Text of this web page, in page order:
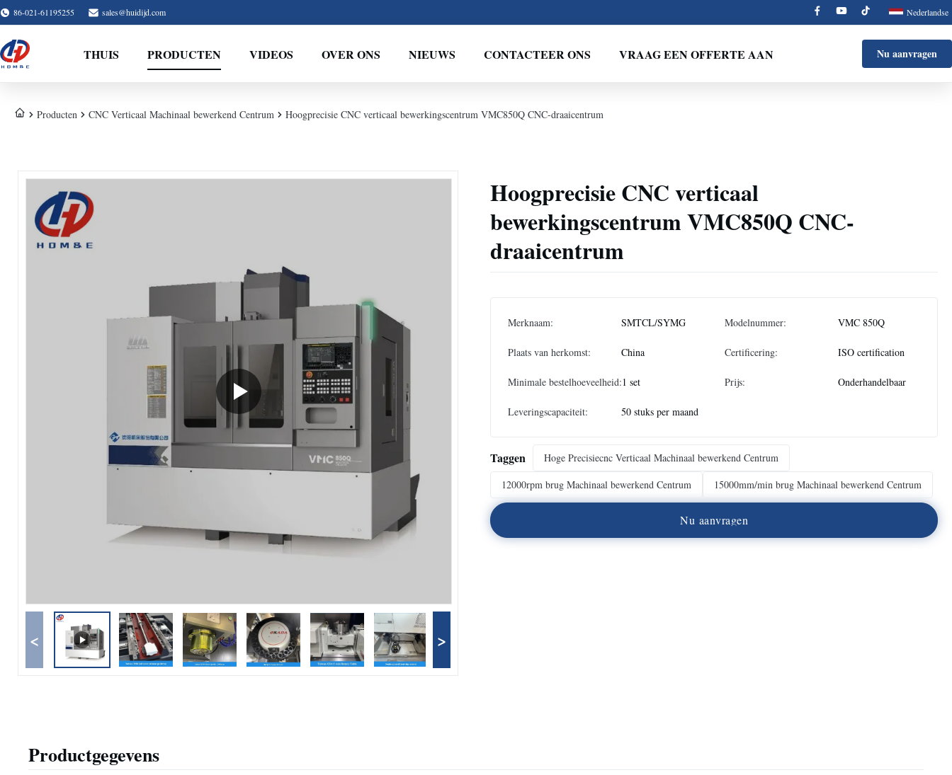
86-021-61195255 sales@huidijd.com Nederlandse
THUIS PRODUCTEN VIDEOS OVER ONS NIEUWS CONTACTEER ONS VRAAG EEN OFFERTE AAN Nu aanvragen
Producten CNC Verticaal Machinaal bewerkend Centrum Hoogprecisie CNC verticaal bewerkingscentrum VMC850Q CNC-draaicentrum
< >
Hoogprecisie CNC verticaal
bewerkingscentrum VMC850Q CNC-
draaicentrum
Merknaam: SMTCL/SYMG Modelnummer: VMC 850Q
Plaats van herkomst: China Certificering: ISO certification
Minimale bestelhoeveelheid:1 set Prijs: Onderhandelbaar
Leveringscapaciteit: 50 stuks per maand
Taggen
Hoge Precisiecnc Verticaal Machinaal bewerkend Centrum
12000rpm brug Machinaal bewerkend Centrum
15000mm/min brug Machinaal bewerkend Centrum
Nu aanvragen
Productgegevens